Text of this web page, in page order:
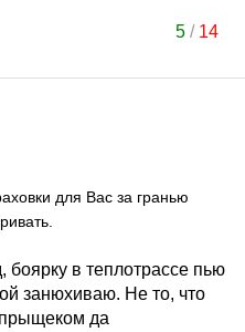
5 / 14
для Вас за гранью
в теплотрассе пью
занюхиваю. Не то, что
прыщеком да